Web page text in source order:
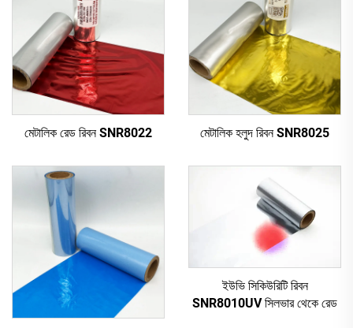
মেটালিক রেড রিবন SNR8022 মেটালিক হলুদ রিবন SNR8025
ইউভি সিকিউরিটি রিবন
SNR8010UV সিলভার থেকে রেড